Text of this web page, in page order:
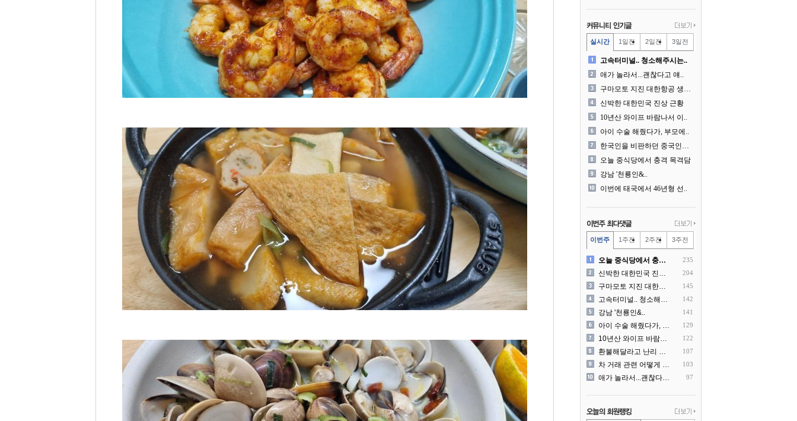
실시간 1일전 2일전 3일전
고속터미널.. 청소해주시는..
애가 놀라서...괜찮다고 얘..
구마모토 지진 대한항공 생수..
신박한 대한민국 진상 근황
10년산 와이프 바람나서 이..
아이 수술 해줬다가, 부모에..
한국인을 비판하던 중국인들의..
오늘 중식당에서 충격 목격담
강남 '천룡인&..
이번에 태국에서 46년형 선..
이번주 1주전 2주전 3주전
오늘 중식당에서 충격 목격담 235
신박한 대한민국 진상 근황 204
구마모토 지진 대한항공 생수.. 145
고속터미널.. 청소해주시는.. 142
강남 '천룡인&.. 141
아이 수술 해줬다가, 부모에.. 129
10년산 와이프 바람나서 이.. 122
환불해달라고 난리 난 미국 .. 107
차 거래 관련 어떻게 대처해.. 103
애가 놀라서...괜찮다고 얘.. 97